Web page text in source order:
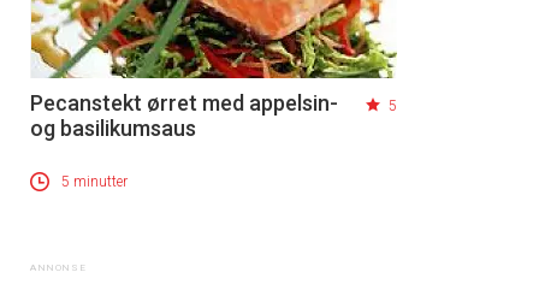
Pecanstekt ørret med appelsin-
og basilikumsaus
5
5 minutter